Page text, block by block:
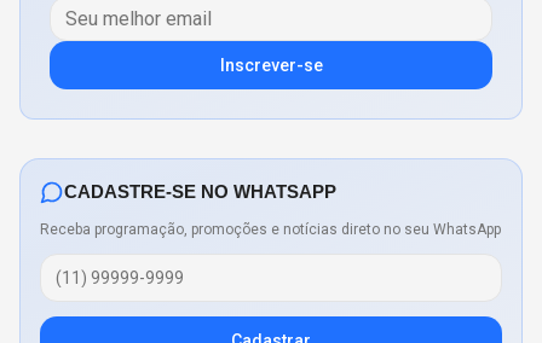
Inscrever-se
CADASTRE-SE NO WHATSAPP
Receba programação, promoções e notícias direto no seu WhatsApp